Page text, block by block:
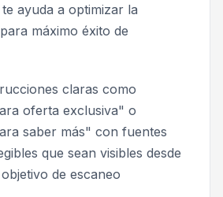
te ayuda a optimizar la
máximo éxito de
claras como
oferta exclusiva" o
saber más" con fuentes
que sean visibles desde
de escaneo